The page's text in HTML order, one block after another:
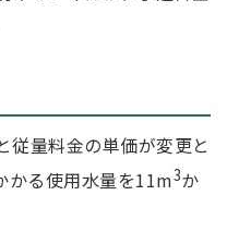
量料金の単価が変更と
かる使用水量を11m3か